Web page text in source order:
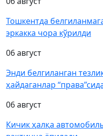
Тошкентда
эркакка чора кўрилди
06 август
Энди белгиланган
ҳайдаганлар
06 август
Кичик ҳалқа